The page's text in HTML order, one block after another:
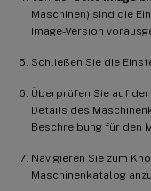
Maschinen) sind die
Image-Version
Schließen Sie die
Überprüfen Sie auf
Details des
Beschreibung für den
Navigieren Sie zum
Maschinenkatalog